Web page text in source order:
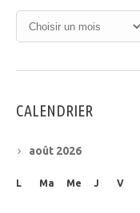
CALENDRIER
août 2026
L Ma Me J V